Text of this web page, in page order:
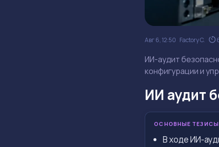
Авг 6, 12:50 Factory C.
ИИ-аудит
конфигурации и
ИИ аудит
ОСНОВНЫЕ ТЕЗИСЫ
В ходе ИИ-